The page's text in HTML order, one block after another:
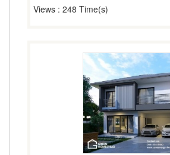
Views : 248 Time(s)